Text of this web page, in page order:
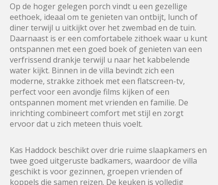
Op de hoger gelegen porch vindt u een gezellige
eethoek, ideaal om te genieten van ontbijt, lunch of
diner terwijl u uitkijkt over het zwembad en de tuin.
Daarnaast is er een comfortabele zithoek waar u kunt
ontspannen met een goed boek of genieten van een
verfrissend drankje terwijl u naar het kabbelende
water kijkt. Binnen in de villa bevindt zich een
moderne, strakke zithoek met een flatscreen-tv,
perfect voor een avondje films kijken of een
ontspannen moment met vrienden en familie. De
inrichting combineert comfort met stijl en zorgt
ervoor dat u zich meteen thuis voelt.
Kas Haddock beschikt over drie ruime slaapkamers en
twee goed uitgeruste badkamers, waardoor de villa
geschikt is voor gezinnen, groepen vrienden of
koppels die samen reizen. De keuken is volledig